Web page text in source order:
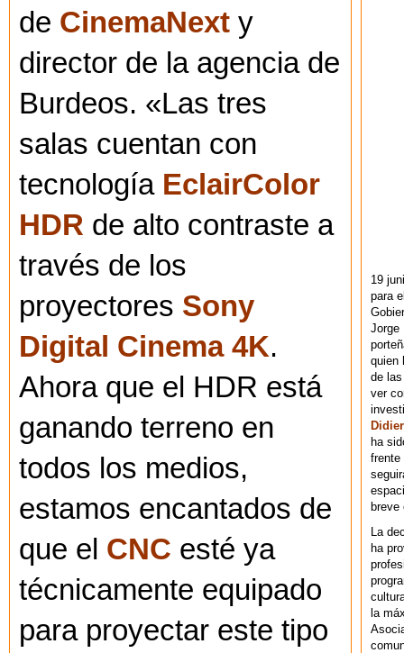
de CinemaNext y
director de la agencia de
Burdeos. «Las tres
salas cuentan con
tecnología EclairColor
HDR de alto contraste a
través de los
proyectores Sony
Digital Cinema 4K.
Ahora que el HDR está
ganando terreno en
todos los medios,
estamos encantados de
que el CNC esté ya
técnicamente equipado
para proyectar este tipo
19
para
Jorge
quien
de
ver
Didier
ha
frente
breve
La
ha
la